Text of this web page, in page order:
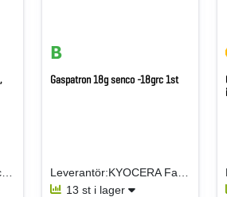
Gaspatron 18g senco -18grc 1st
13 st i lager